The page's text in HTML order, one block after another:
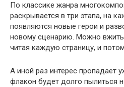
По классике жанра
раскрывается в три этапа, на
появляются новые герои и
новому сценарию. Можно
читая каждую страницу, и
А иной раз интерес пропадает
флакон будет долго пылиться